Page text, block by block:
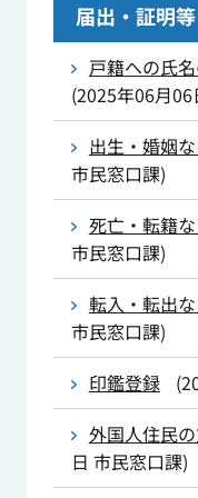
届出・証明等
戸籍への氏
(2025年06月06
出生・婚姻
市民窓口課)
死亡・転籍
市民窓口課)
転入・転出
市民窓口課)
印鑑登録
(
外国人住民
日 市民窓口課)